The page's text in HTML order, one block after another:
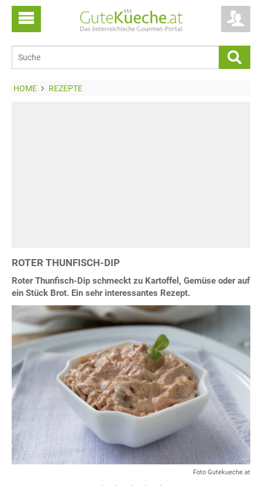
HOME REZEPTE
ROTER THUNFISCH-DIP
Roter Thunfisch-Dip schmeckt zu Kartoffel, Gemüse oder auf
ein Stück Brot. Ein sehr interessantes Rezept.
Foto Gutekueche.at